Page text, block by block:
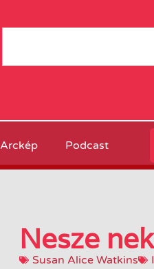
Arckép Podcast
Nesze
Susan Alice Watkins